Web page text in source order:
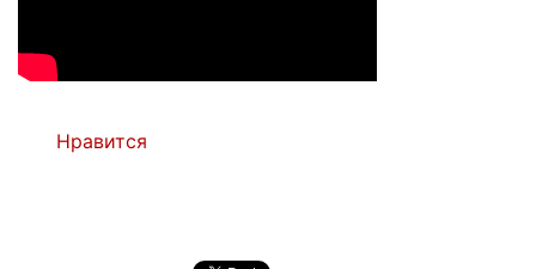
Нравится